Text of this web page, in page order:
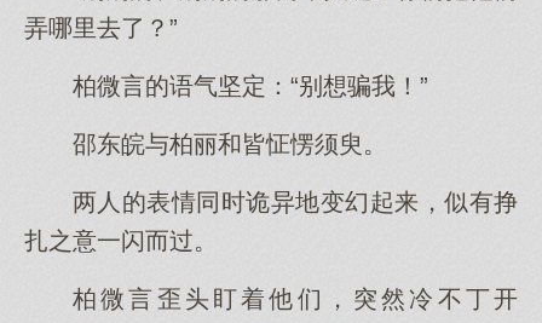
弄哪里去了？”
柏微言的语气坚定：“别想骗我！”
邵东皖与柏丽和皆怔愣须臾。
两人的表情同时诡异地变幻起来，似有挣
扎之意一闪而过。
柏微言歪头盯着他们，突然冷不丁开